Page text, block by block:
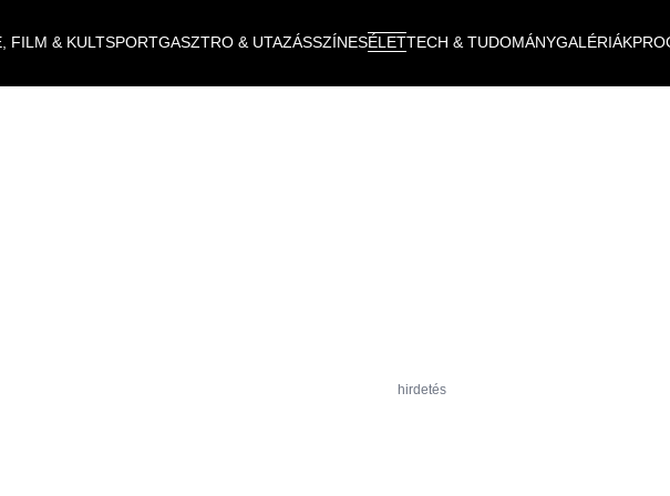
FILM & KULTSPORTGASZTRO & UTAZÁSSZÍNESÉLETTECH & TUDOMÁNYGALÉRIÁK
hirdetés